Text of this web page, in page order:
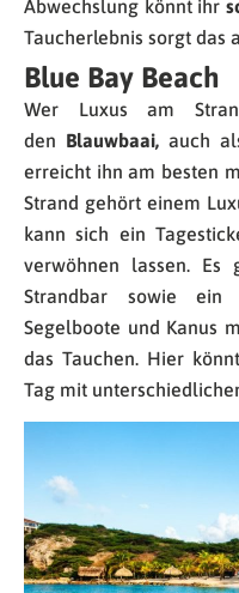
Abwechslung könnt ihr
Taucherlebnis sorgt das
Blue Bay Beach
Wer Luxus am
den Blauwbaai, auch
erreicht ihn am besten
Strand gehört einem
kann sich ein
verwöhnen lassen. Es
Strandbar sowie ein
Segelboote und Kanus
das Tauchen. Hier
Tag mit